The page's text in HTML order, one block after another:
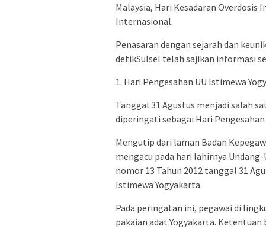
Malaysia, Hari Kesadaran
Internasional.
Penasaran dengan sejarah dan
detikSulsel telah sajikan informasi
1. Hari Pengesahan UU Istimewa
Tanggal 31 Agustus menjadi salah
diperingati sebagai Hari
Mengutip dari laman Badan
mengacu pada hari lahirnya
nomor 13 Tahun 2012 tanggal 31
Istimewa Yogyakarta.
Pada peringatan ini, pegawai di
pakaian adat Yogyakarta.